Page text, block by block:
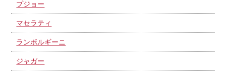
プジョー
マセラティ
ランボルギーニ
ジャガー